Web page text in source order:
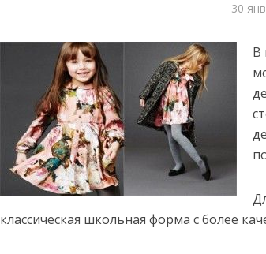
30
В
классическая школьная форма с более